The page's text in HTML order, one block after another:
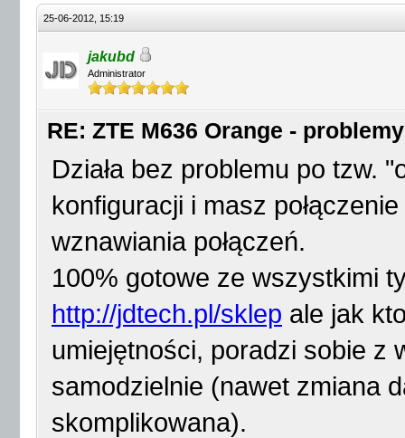
25-06-2012, 15:19
jakubd
Administrator
RE: ZTE M636 Orange -
Działa bez problemu po tzw.
konfiguracji i masz
wznawiania połączeń.
100% gotowe ze wszystkimi
http://jdtech.pl/sklep ale jak
umiejętności, poradzi sobie z
samodzielnie (nawet zmiana
skomplikowana).